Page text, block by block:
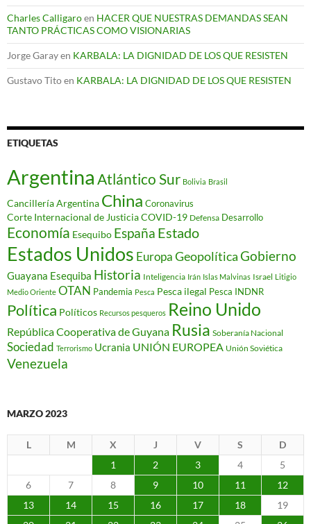
Charles Calligaroen HACER QUE NUESTRAS DEMANDAS SEAN
TANTO PRÁCTICAS COMO VISIONARIAS
Jorge Garayen KARBALA: LA DIGNIDAD DE LOS QUE RESISTEN
Gustavo Titoen KARBALA: LA DIGNIDAD DE LOS QUE RESISTEN
ETIQUETAS
Argentina Atlántico Sur Bolivia Brasil
Cancillería Argentina China Coronavirus
Corte Internacional de JusticiaCOVID-19 Defensa Desarrollo
Economía Esequibo España Estado
Estados Unidos EuropaGeopolíticaGobierno
Guayana Esequiba Historia Inteligencia Irán Islas Malvinas Israel Litigio
Medio Oriente OTAN Pandemia Pesca Pesca ilegal Pesca INDNR
Política Políticos Recursos pesqueros Reino Unido
República Cooperativa de Guyana Rusia Soberanía Nacional
Sociedad Terrorismo Ucrania UNIÓN EUROPEA Unión Soviética
Venezuela
MARZO 2023
L M X J V S
D
1
2 3 4
5
6
7 8 9 10 11
12
13
14 15 16 17 18
19